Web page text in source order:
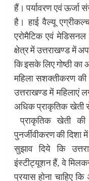
हैं। पर्यावरण एवं ऊर्जा
है। हाई वैल्यू
एरोमैटिक एवं मेडिसनल
क्षेत्र में उत्तराखण्ड में
कि इसके लिए गोष्ठी
महिला सशक्तीकरण की
उत्तराखण्ड में
अधिक प्राकृतिक खेती
प्राकृतिक खेती
पुनर्जीवीकरण की
सुझाव दिये कि
इंस्टीट्यूशन हैं, वे मिलकर
प्रयास होना चाहिए